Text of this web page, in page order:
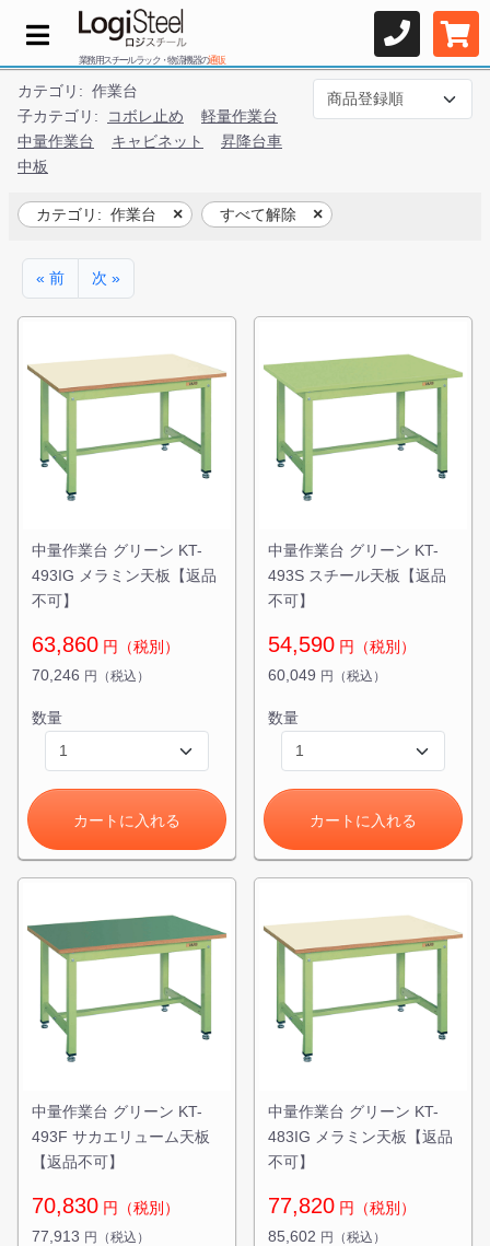
業務用スチールラック・物流機器の通販
カテゴリ: 作業台
子カテゴリ:
コボレ止め
軽量作業台
中量作業台
キャビネット
昇降台車
中板
カテゴリ: 作業台 すべて解除
« 前 次 »
中量作業台 グリーン KT-
493IG メラミン天板【返品
不可】
63,860 円（税別）
70,246 円（税込）
数量
カートに入れる
中量作業台 グリーン KT-
493S スチール天板【返品
不可】
54,590 円（税別）
60,049 円（税込）
数量
カートに入れる
中量作業台 グリーン KT-
493F サカエリューム天板
【返品不可】
70,830 円（税別）
77,913 円（税込）
中量作業台 グリーン KT-
483IG メラミン天板【返品
不可】
77,820 円（税別）
85,602 円（税込）